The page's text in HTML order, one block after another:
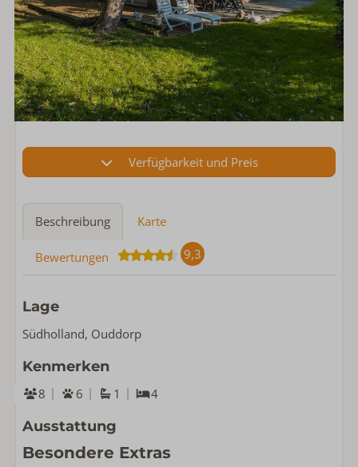
Verfügbarkeit und Preis
Beschreibung Karte
Bewertungen 9,3
Lage
Südholland, Ouddorp
Kenmerken
8 6 1 4
Ausstattung
Besondere Extras